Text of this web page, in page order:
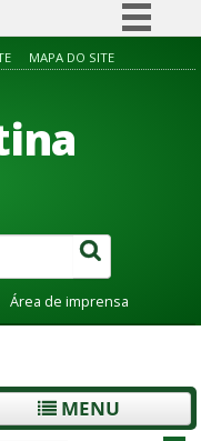
Simplifique!
à informação
Canais
MAPA DO SITE
Área de imprensa
MENU